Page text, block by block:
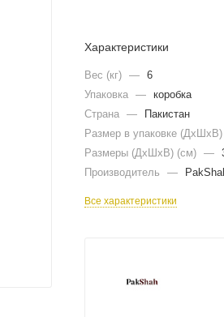
Характеристики
Вес (кг) — 6
Упаковка — коробка
Страна —
Пакистан
Размер в упаковке
Размеры (ДxШxВ) (см) —
Производитель
—
Все характеристики